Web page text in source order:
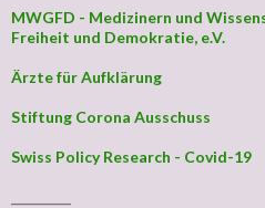
MWGFD - Medizinern und
Freiheit und Demokratie, e.V.
Ärzte für Aufklärung
Stiftung Corona Ausschuss
Swiss Policy Research - Covid-19